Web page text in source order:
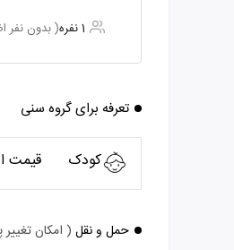
1 نفره ( بدون نفر
تعرفه برای گروه سنی
کودک قیمت
حمل و نقل ( امکان